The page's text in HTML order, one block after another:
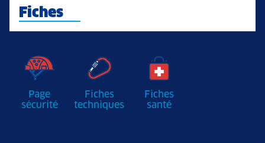
Fiches
Page
sécurité
Fiches
techniques
Fiches
santé